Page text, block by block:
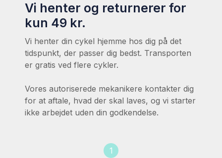
Vi henter og returnerer for
kun 49 kr.
Vi henter din cykel hjemme hos dig på det
tidspunkt, der passer dig bedst. Transporten
er gratis ved flere cykler.
Vores autoriserede mekanikere kontakter dig
for at aftale, hvad der skal laves, og vi starter
ikke arbejdet uden din godkendelse.
1